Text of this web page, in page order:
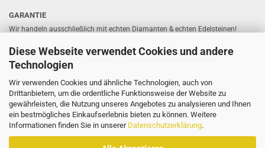
Diese Webseite verwendet Cookies und andere
Technologien
Wir verwenden Cookies und ähnliche Technologien, auch von
Drittanbietern, um die ordentliche Funktionsweise der Website zu
gewährleisten, die Nutzung unseres Angebotes zu analysieren und Ihnen
ein bestmögliches Einkaufserlebnis bieten zu können. Weitere
Informationen finden Sie in unserer Datenschutzerklärung.
GARANTIE
Wir handeln ausschließlich mit echten Diamanten & echten Edelsteinen!
Alle Diamanten & Edelsteine werden von uns geprüft.
Ebenso prüfen wir den Goldgehalt/Platingehalt der angebotenen
Schmuckstücke.
Selbstverständlich garantieren wir für die Echtheit aller angebotenen
Diamanten, Edelsteine & Schmuckstücke.
Zu allen Bestellungen erhalten Sie ein Zertifikat und eine Händlerrechnung.